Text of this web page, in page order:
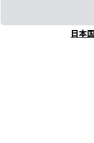
日本